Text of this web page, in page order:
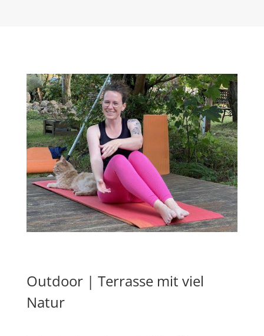
Outdoor | Terrasse mit viel
Natur